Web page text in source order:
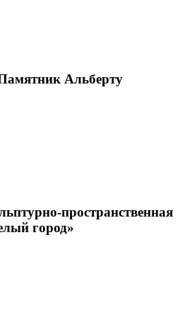
Альберту
пространственная
город»